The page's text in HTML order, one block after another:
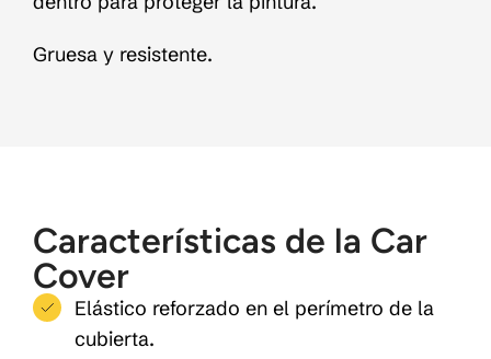
Gruesa y resistente.
Características de la Car
Cover
Elástico reforzado en el perímetro de la
cubierta.